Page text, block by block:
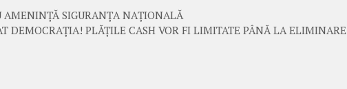
AMENINȚĂ SIGURANȚA NAȚIONALĂ
DEMOCRAȚIA! PLĂȚILE CASH VOR FI LIMITATE PÂNĂ LA ELIMINARE